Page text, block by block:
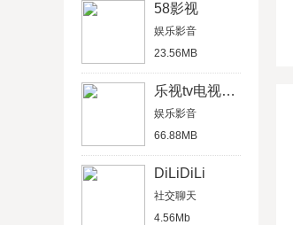
58影视
娱乐影音
23.56MB
乐视tv电视破解版
娱乐影音
66.88MB
DiLiDiLi
社交聊天
4.56Mb